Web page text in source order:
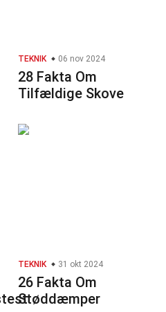
TEKNIK 06 nov 2024
28 Fakta Om
Tilfældige Skove
TEKNIK 31 okt 2024
26 Fakta Om
Støddæmper